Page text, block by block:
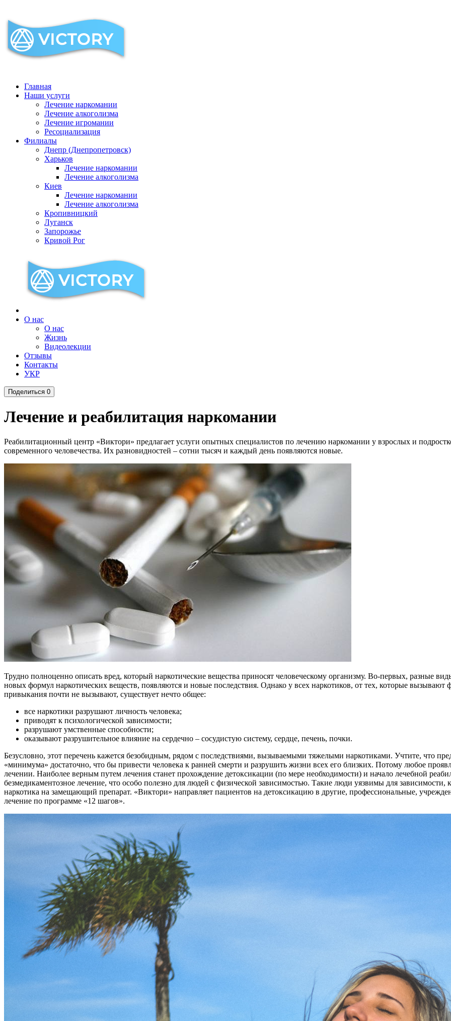
Главная
Наши услуги
Лечение наркомании
Лечение алкоголизма
Лечение игромании
Ресоциализация
Филиалы
Днепр (Днепропетровск)
Харьков
Лечение наркомании
Лечение алкоголизма
Киев
Лечение наркомании
Лечение алкоголизма
Кропивницкий
Луганск
Запорожье
Кривой Рог
О нас
О нас
Жизнь
Видеолекции
Отзывы
Контакты
УКР
Поделиться 0
Лечение и реабилитация наркомании
Реабилитационный центр «Виктори» предлагает услуги опытных специалистов по лечению наркомании у взрослых и
современного человечества. Их разновидностей – сотни тысяч и каждый день появляются новые.
Трудно полноценно описать вред, который наркотические вещества приносят человеческому организму. Во-первых, разные
новых формул наркотических веществ, появляются и новые последствия. Однако у всех наркотиков, от тех, которые вызывают
привыкания почти не вызывают, существует нечто общее:
все наркотики разрушают личность человека;
приводят к психологической зависимости;
разрушают умственные способности;
оказывают разрушительное влияние на сердечно – сосудистую систему, сердце, печень, почки.
Безусловно, этот перечень кажется безобидным, рядом с последствиями, вызываемыми тяжелыми наркотиками. Учтите, что
«минимума» достаточно, что бы привести человека к ранней смерти и разрушить жизни всех его близких. Потому любое
лечении. Наиболее верным путем лечения станет прохождение детоксикации (по мере необходимости) и начало лечебной
безмедикаментозное лечение, что особо полезно для людей с физической зависимостью. Такие люди уязвимы для зависимости,
наркотика на замещающий препарат. «Виктори» направляет пациентов на детоксикацию в другие, профессиональные,
лечение по программе «12 шагов».